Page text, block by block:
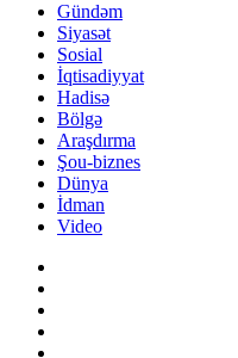
Gündəm
Siyasət
Sosial
İqtisadiyyat
Hadisə
Bölgə
Araşdırma
Şou-biznes
Dünya
İdman
Video